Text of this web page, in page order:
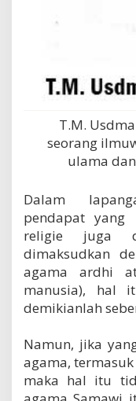
T.M.
seorang
ulama
Dalam
pendapat
religie juga
dimaksudkan
agama ardhi
manusia), hal
demikianlah
Namun, jika
agama,
maka hal itu